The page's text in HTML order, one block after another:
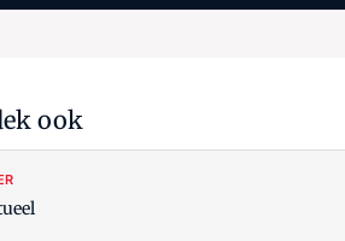
ook